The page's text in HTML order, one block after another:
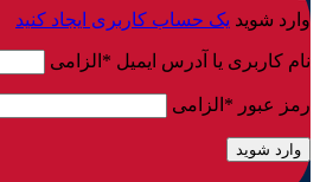
وارد شوید یک حساب کاربری ایجاد کنید
نام کاربری یا آدرس ایمیل * الزامی
رمز عبور * الزامی
وارد شوید